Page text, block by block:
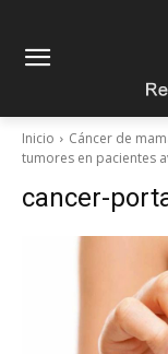
Inicio
Cáncer de
tumores en pacientes
cancer-